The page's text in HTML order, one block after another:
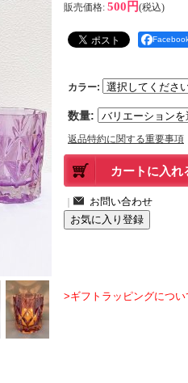
販売価格: 500円(税込)
カラー:
数量:
返品特約に関する重要事項
>ギフトラッピングについ